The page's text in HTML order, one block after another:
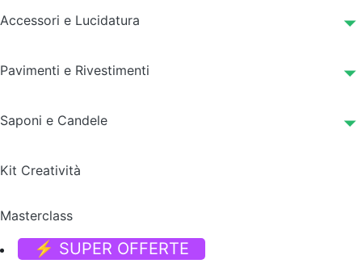
Accessori e Lucidatura
Pavimenti e Rivestimenti
Saponi e Candele
Kit Creatività
Masterclass
⚡ SUPER OFFERTE